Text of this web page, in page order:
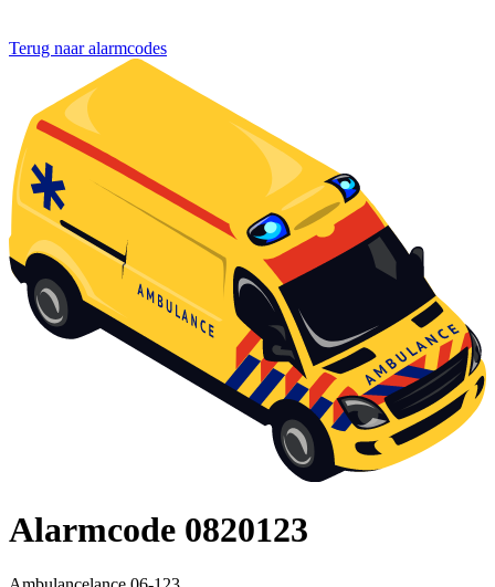
Terug naar alarmcodes
Alarmcode 0820123